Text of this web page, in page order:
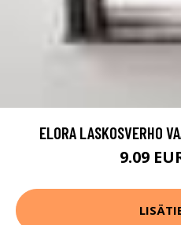
ELORA LASKOSVERHO
9.09